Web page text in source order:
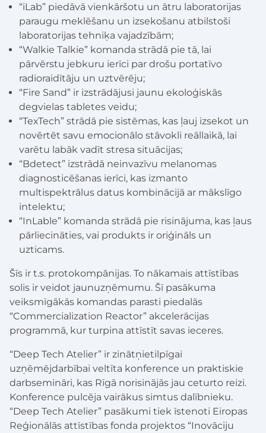
“iLab” piedāvā vienkāršotu un ātru laboratorijas
paraugu meklēšanu un izsekošanu atbilstoši
laboratorijas tehniķa vajadzībām;
“Walkie Talkie” komanda strādā pie tā, lai
pārvērstu jebkuru ierīci par drošu portatīvo
radioraidītāju un uztvērēju;
“Fire Sand” ir izstrādājusi jaunu ekoloģiskās
degvielas tabletes veidu;
“TexTech” strādā pie sistēmas, kas ļauj izsekot un
novērtēt savu emocionālo stāvokli reāllaikā, lai
varētu labāk vadīt stresa situācijas;
“Bdetect” izstrādā neinvazīvu melanomas
diagnosticēšanas ierīci, kas izmanto
multispektrālus datus kombinācijā ar mākslīgo
intelektu;
“InLable” komanda strādā pie risinājuma, kas ļaus
pārliecināties, vai produkts ir oriģināls un
uzticams.
Šīs ir t.s. protokompānijas. To nākamais attīstības
solis ir veidot jaunuzņēmumu. Šī pasākuma
veiksmīgākās komandas parasti piedalās
“Commercialization Reactor” akcelerācijas
programmā, kur turpina attīstīt savas ieceres.
“Deep Tech Atelier” ir zinātņietilpīgai
uzņēmējdarbībai veltīta konference un praktiskie
darbsemināri, kas Rīgā norisinājās jau ceturto reizi.
Konference pulcēja vairākus simtus dalībnieku.
“Deep Tech Atelier” pasākumi tiek īstenoti Eiropas
Reģionālās attīstības fonda projektos “Inovāciju